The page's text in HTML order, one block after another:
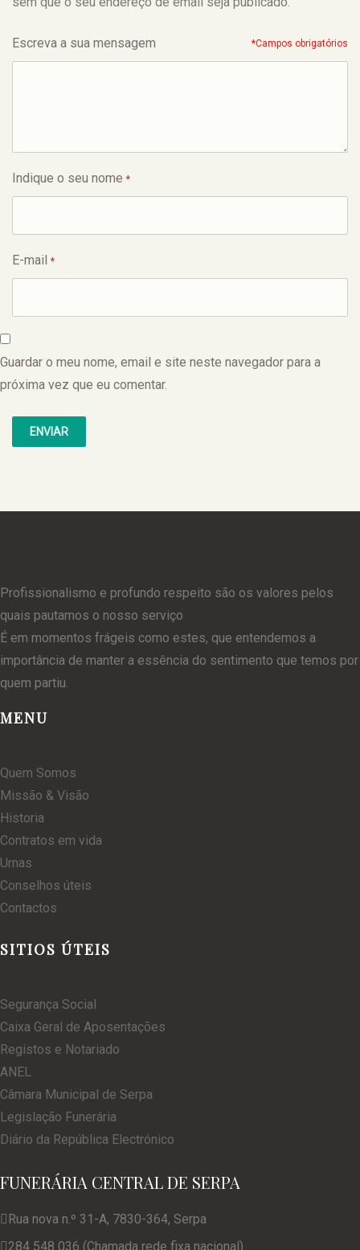
Escreva a sua mensagem *Campos obrigatórios
Indique o seu nome *
E-mail *
Guardar o meu nome, email e site neste navegador para a
próxima vez que eu comentar.
Profissionalismo e profundo respeito são os valores pelos
quais pautamos o nosso serviço
É em momentos frágeis como estes, que entendemos a
importância de manter a essência do sentimento que temos por
quem partiu.
MENU
Quem Somos
Missão & Visão
Historia
Contratos em vida
Urnas
Conselhos úteis
Contactos
SITIOS ÚTEIS
Segurança Social
Caixa Geral de Aposentações
Registos e Notariado
ANEL
Câmara Municipal de Serpa
Legislação Funerária
Diário da República Electrónico
FUNERÁRIA CENTRAL DE SERPA
Rua nova n.º 31-A, 7830-364, Serpa
284 548 036 (Chamada rede fixa nacional)